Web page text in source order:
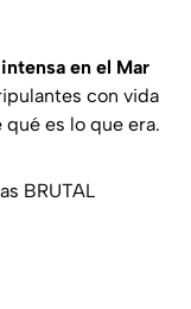
intensa en el Mar
con vida
es lo que era.
BRUTAL